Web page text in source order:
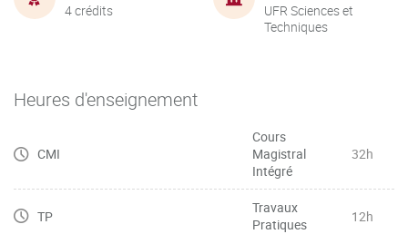
4 crédits
UFR Sciences et
Techniques
Heures d'enseignement
CMI
Cours
Magistral
Intégré
32h
TP
Travaux
Pratiques
12h